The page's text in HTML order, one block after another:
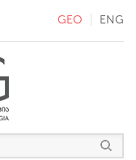
GEO ENG